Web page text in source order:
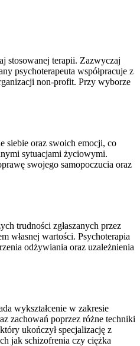
stosowanej terapii. Zazwyczaj
psychoterapeuta współpracuje z
non-profit. Przy wyborze
siebie oraz swoich emocji, co
sytuacjami życiowymi.
swojego samopoczucia oraz
trudności zgłaszanych przez
własnej wartości. Psychoterapia
odżywiania oraz uzależnienia
wykształcenie w zakresie
zachowań poprzez różne techniki
ukończył specjalizację z
jak schizofrenia czy ciężka